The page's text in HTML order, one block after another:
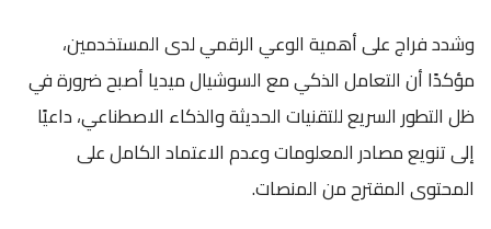
وشدد فراج على أهمية الوعي الرقمي لدى المستخدمين،
مؤكدًا أن التعامل الذكي مع السوشيال ميديا أصبح ضرورة في
ظل التطور السريع للتقنيات الحديثة والذكاء الاصطناعي، داعيًا
إلى تنويع مصادر المعلومات وعدم الاعتماد الكامل على
المحتوى المقترح من المنصات.